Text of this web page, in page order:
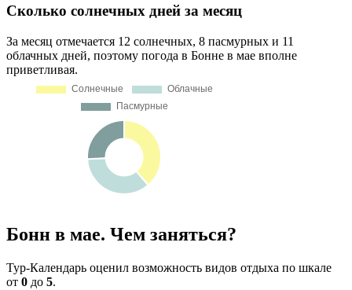
Сколько солнечных дней за месяц
За месяц отмечается 12 солнечных, 8 пасмурных и 11
облачных дней, поэтому погода в Бонне в мае вполне
приветливая.
Бонн в мае. Чем заняться?
Тур-Календарь оценил возможность видов отдыха по шкале
от 0 до 5.